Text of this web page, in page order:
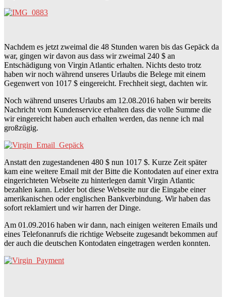
Nachdem es jetzt zweimal die 48 Stunden waren bis das Gepäck da
war, gingen wir davon aus dass wir zweimal 240 $ an
Entschädigung von Virgin Atlantic erhalten. Nichts desto trotz
haben wir noch während unseres Urlaubs die Belege mit einem
Gegenwert von 1017 $ eingereicht. Frechheit siegt, dachten wir.
Noch während unseres Urlaubs am 12.08.2016 haben wir bereits
Nachricht vom Kundenservice erhalten dass die volle Summe die
wir eingereicht haben auch erhalten werden, das nenne ich mal
großzügig.
Anstatt den zugestandenen 480 $ nun 1017 $. Kurze Zeit später
kam eine weitere Email mit der Bitte die Kontodaten auf einer extra
eingerichteten Webseite zu hinterlegen damit Virgin Atlantic
bezahlen kann. Leider bot diese Webseite nur die Eingabe einer
amerikanischen oder englischen Bankverbindung. Wir haben das
sofort reklamiert und wir harren der Dinge.
Am 01.09.2016 haben wir dann, nach einigen weiteren Emails und
eines Telefonanrufs die richtige Webseite zugesandt bekommen auf
der auch die deutschen Kontodaten eingetragen werden konnten.